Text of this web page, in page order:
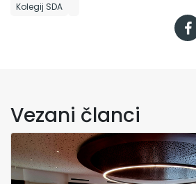
Kolegij SDA
Vezani članci